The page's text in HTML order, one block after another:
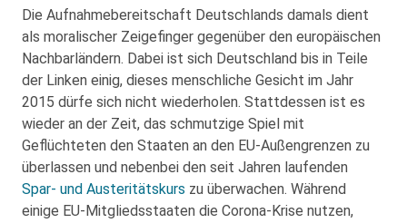
Die Aufnahmebereitschaft Deutschlands damals dient
als moralischer Zeigefinger gegenüber den europäischen
Nachbarländern. Dabei ist sich Deutschland bis in Teile
der Linken einig, dieses menschliche Gesicht im Jahr
2015 dürfe sich nicht wiederholen. Stattdessen ist es
wieder an der Zeit, das schmutzige Spiel mit
Geflüchteten den Staaten an den EU-Außengrenzen zu
überlassen und nebenbei den seit Jahren laufenden
Spar- und Austeritätskurs zu überwachen. Während
einige EU-Mitgliedsstaaten die Corona-Krise nutzen,